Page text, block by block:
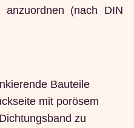
(nach DIN
Bauteile
mit porösem
zu